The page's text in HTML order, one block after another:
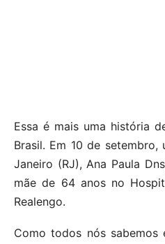
Essa é mais uma história
Brasil. Em 10 de
Janeiro (RJ), Ana Paula
mãe de 64 anos no
Realengo.
Como todos nós